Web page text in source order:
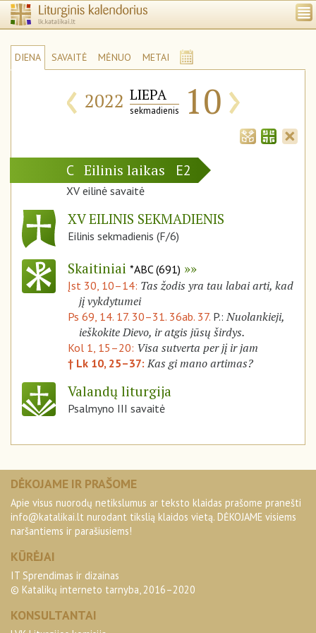
DIENA SAVAITĖ MĖNUO METAI
‹ 2022 LIEPA
sekmadienis 10›
C Eilinis laikas E2
XV eilinė savaitė
XV EILINIS SEKMADIENIS
Eilinis sekmadienis (F/6)
Skaitiniai *ABC (691)
Įst 30, 10–14: Tas žodis yra tau labai arti, kad
jį vykdytumei
Ps 69, 14. 17. 30–31. 36ab. 37. P.:Nuolankieji,
ieškokite Dievo, ir atgis jūsų širdys.
Kol 1, 15–20: Visa sutverta per jį ir jam
† Lk 10, 25–37:Kas gi mano artimas?
Valandų liturgija
Psalmyno III savaitė
DĖKOJAME IR PRAŠOME
Apie visus nuorodų netikslumus ar teksto klaidas prašome pranešti
info@katalikai.lt nurodant tikslią klaidos vietą. DĖKOJAME visiems
naršantiems ir parašiusiems!
KŪRĖJAI
IT Sprendimas ir dizainas
© Katalikų interneto tarnyba, 2016–2020
KONSULTANTAI